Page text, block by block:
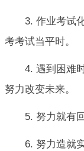
3. 作业考试
考考试当平时。
4. 遇到困难
努力改变未来。
5. 努力就有
6. 努力造就